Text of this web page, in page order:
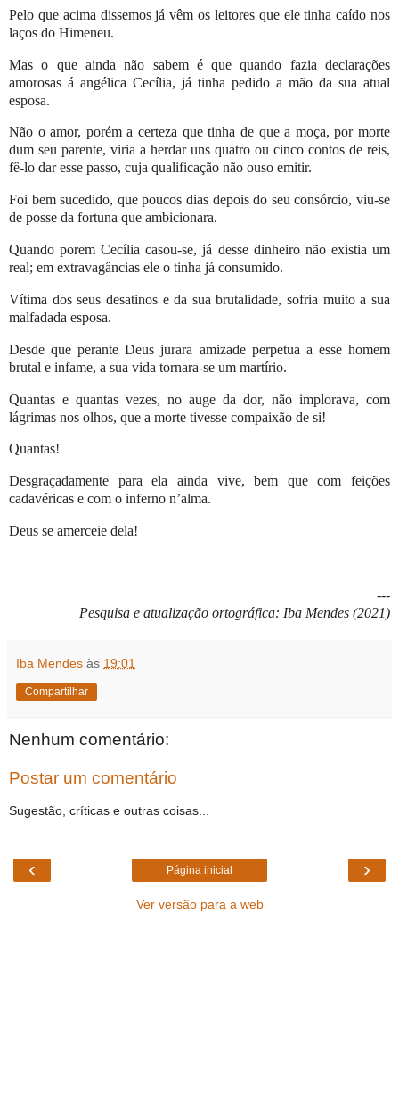
Pelo que acima dissemos já vêm os leitores que ele tinha caído nos
laços do Himeneu.
Mas o que ainda não sabem é que quando fazia declarações
amorosas á angélica Cecília, já tinha pedido a mão da sua atual
esposa.
Não o amor, porém a certeza que tinha de que a moça, por morte
dum seu parente, viria a herdar uns quatro ou cinco contos de reis,
fê-lo dar esse passo, cuja qualificação não ouso emitir.
Foi bem sucedido, que poucos dias depois do seu consórcio, viu-se
de posse da fortuna que ambicionara.
Quando porem Cecília casou-se, já desse dinheiro não existia um
real; em extravagâncias ele o tinha já consumido.
Vítima dos seus desatinos e da sua brutalidade, sofria muito a sua
malfadada esposa.
Desde que perante Deus jurara amizade perpetua a esse homem
brutal e infame, a sua vida tornara-se um martírio.
Quantas e quantas vezes, no auge da dor, não implorava, com
lágrimas nos olhos, que a morte tivesse compaixão de si!
Quantas!
Desgraçadamente para ela ainda vive, bem que com feições
cadavéricas e com o inferno n’alma.
Deus se amerceie dela!
---
Pesquisa e atualização ortográfica: Iba Mendes (2021)
Iba Mendes às 19:01
Compartilhar
Nenhum comentário:
Postar um comentário
Sugestão, críticas e outras coisas...
‹ ›
Página inicial
Ver versão para a web